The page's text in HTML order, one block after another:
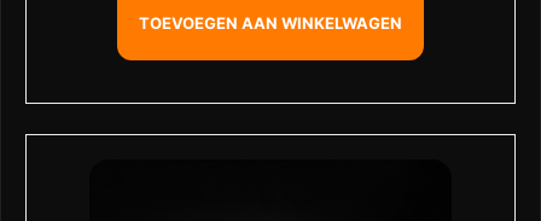
TOEVOEGEN AAN WINKELWAGEN